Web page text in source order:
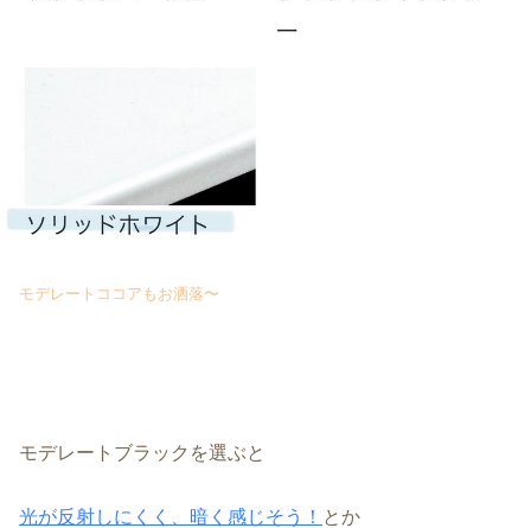
モデレートココアもお洒落〜
モデレートブラックを選ぶと
光が反射しにくく、暗く感じそう！ とか